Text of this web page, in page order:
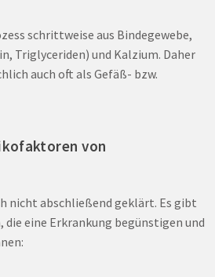
schrittweise aus Bindegewebe,
Triglyceriden) und Kalzium. Daher
auch oft als Gefäß- bzw.
von
nicht abschließend geklärt. Es gibt
eine Erkrankung begünstigen und